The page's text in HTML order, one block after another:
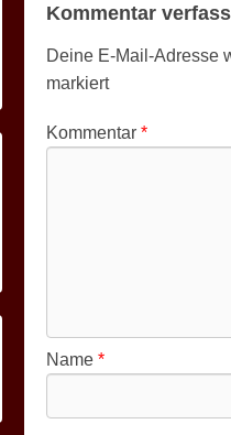
Kommentar
Deine E-Mail-Adresse
markiert
Kommentar *
Name *